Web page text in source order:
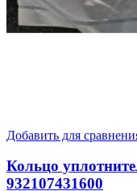
Добавить для
Кольцо
932107431600